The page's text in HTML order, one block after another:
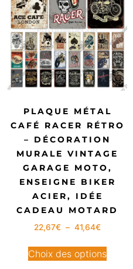
PLAQUE MÉTAL
CAFÉ RACER RÉTRO
– DÉCORATION
MURALE VINTAGE
GARAGE MOTO,
ENSEIGNE BIKER
ACIER, IDÉE
CADEAU MOTARD
22,67€ – 41,64€
Choix des options